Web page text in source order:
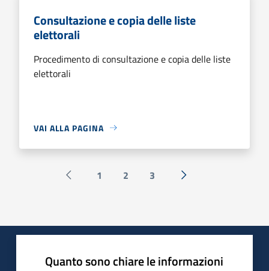
Consultazione e copia delle liste
elettorali
Procedimento di consultazione e copia delle liste
elettorali
VAI ALLA PAGINA
Pagina precedente
1 2 3 Successiva »
Quanto sono chiare le informazioni